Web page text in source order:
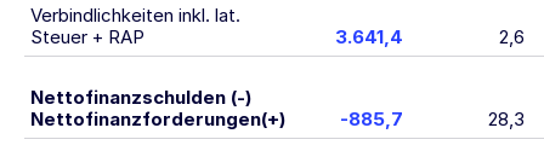
Verbindlichkeiten inkl. lat.
Steuer + RAP
3.641,4 2,6
Nettofinanzschulden (-)
Nettofinanzforderungen(+)
-885,7 28,3